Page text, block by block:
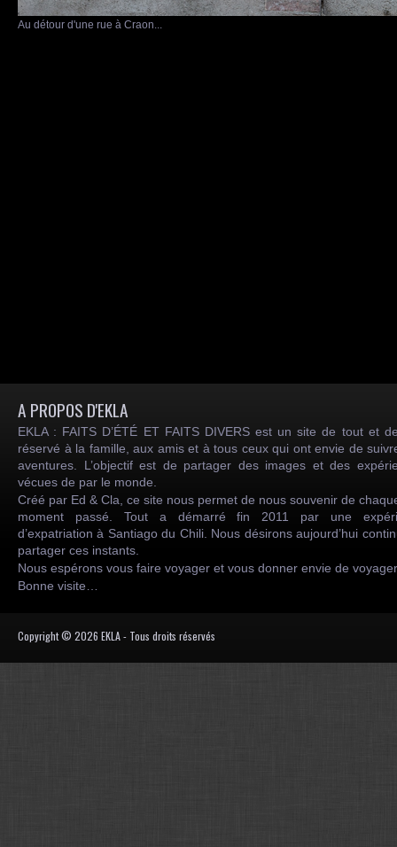
Au détour d'une rue à Craon...
A PROPOS D'EKLA
EKLA : FAITS D’ÉTÉ ET FAITS DIVERS est un site de tout et
réservé à la famille, aux amis et à tous ceux qui ont envie de
aventures. L’objectif est de partager des images et des
vécues de par le monde.
Créé par Ed & Cla, ce site nous permet de nous souvenir de
moment passé. Tout a démarré fin 2011 par une
d’expatriation à Santiago du Chili. Nous désirons aujourd’hui
partager ces instants.
Nous espérons vous faire voyager et vous donner envie de
Bonne visite…
Copyright © 2026 EKLA - Tous droits réservés